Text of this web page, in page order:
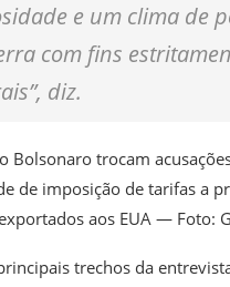
e um clima de
com fins
diz.
Bolsonaro trocam
de imposição de tarifas a
aos EUA — Foto:
trechos da